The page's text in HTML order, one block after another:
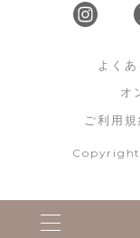
よく
オ
ご利用規